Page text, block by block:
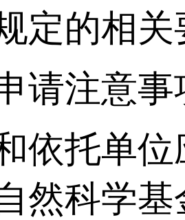
定的相关
请注意
依托单
然科学